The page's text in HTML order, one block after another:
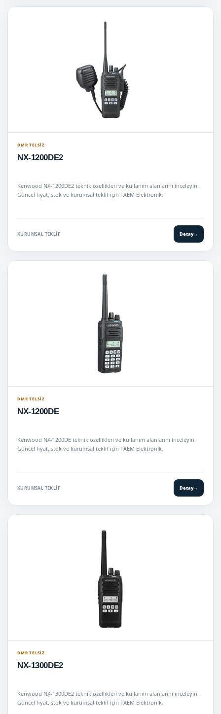
DMR TELSIZ
NX-1200DE2
Kenwood NX-1200DE2 teknik özellikleri ve kullanım alanlarını inceleyin.
Güncel fiyat, stok ve kurumsal teklif için FAEM Elektronik.
KURUMSAL TEKLIF Detay→
DMR TELSIZ
NX-1200DE
Kenwood NX-1200DE teknik özellikleri ve kullanım alanlarını inceleyin.
Güncel fiyat, stok ve kurumsal teklif için FAEM Elektronik.
KURUMSAL TEKLIF Detay→
DMR TELSIZ
NX-1300DE2
Kenwood NX-1300DE2 teknik özellikleri ve kullanım alanlarını inceleyin.
Güncel fiyat, stok ve kurumsal teklif için FAEM Elektronik.